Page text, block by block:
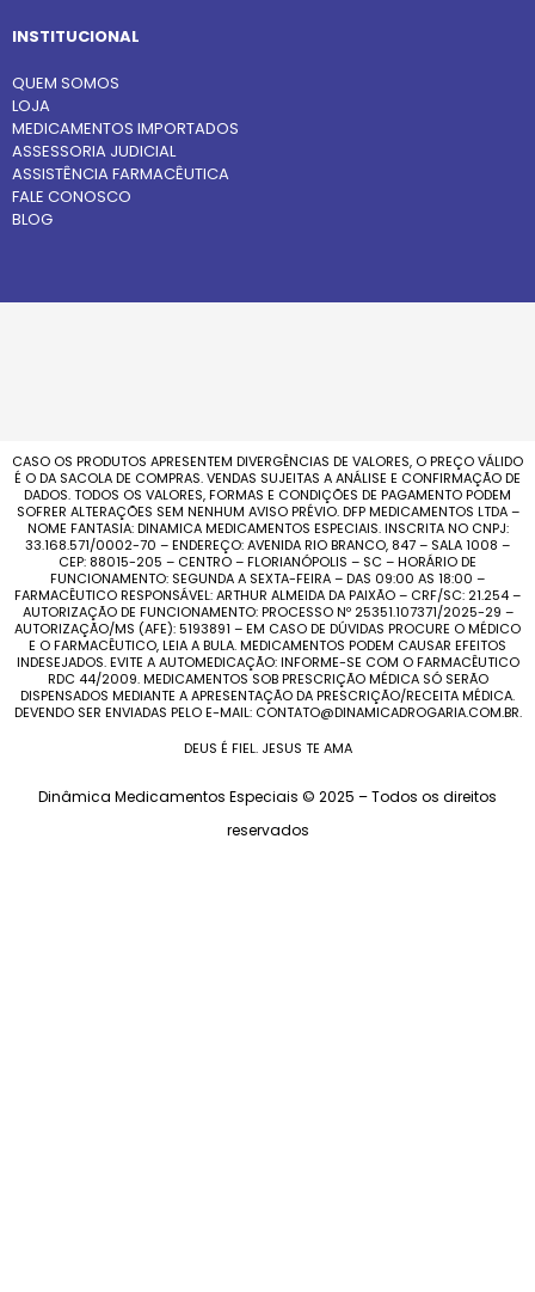
INSTITUCIONAL
QUEM SOMOS
LOJA
MEDICAMENTOS IMPORTADOS
ASSESSORIA JUDICIAL
ASSISTÊNCIA FARMACÊUTICA
FALE CONOSCO
BLOG
CASO OS PRODUTOS APRESENTEM DIVERGÊNCIAS DE VALORES, O PREÇO VÁLIDO
É O DA SACOLA DE COMPRAS. VENDAS SUJEITAS A ANÁLISE E CONFIRMAÇÃO DE
DADOS. TODOS OS VALORES, FORMAS E CONDIÇÕES DE PAGAMENTO PODEM
SOFRER ALTERAÇÕES SEM NENHUM AVISO PRÉVIO. DFP MEDICAMENTOS LTDA –
NOME FANTASIA: DINAMICA MEDICAMENTOS ESPECIAIS. INSCRITA NO CNPJ:
33.168.571/0002-70 – ENDEREÇO: AVENIDA RIO BRANCO, 847 – SALA 1008 –
CEP: 88015-205 – CENTRO – FLORIANÓPOLIS – SC – HORÁRIO DE
FUNCIONAMENTO: SEGUNDA A SEXTA-FEIRA – DAS 09:00 AS 18:00 –
FARMACÊUTICO RESPONSÁVEL: ARTHUR ALMEIDA DA PAIXÃO – CRF/SC: 21.254 –
AUTORIZAÇÃO DE FUNCIONAMENTO: PROCESSO Nº 25351.107371/2025-29 –
AUTORIZAÇÃO/MS (AFE): 5193891 – EM CASO DE DÚVIDAS PROCURE O MÉDICO
E O FARMACÊUTICO, LEIA A BULA. MEDICAMENTOS PODEM CAUSAR EFEITOS
INDESEJADOS. EVITE A AUTOMEDICAÇÃO: INFORME-SE COM O FARMACÊUTICO
RDC 44/2009. MEDICAMENTOS SOB PRESCRIÇÃO MÉDICA SÓ SERÃO
DISPENSADOS MEDIANTE A APRESENTAÇÃO DA PRESCRIÇÃO/RECEITA MÉDICA.
DEVENDO SER ENVIADAS PELO E-MAIL: CONTATO@DINAMICADROGARIA.COM.BR.
DEUS É FIEL. JESUS TE AMA
Dinâmica Medicamentos Especiais © 2025 – Todos os direitos
reservados